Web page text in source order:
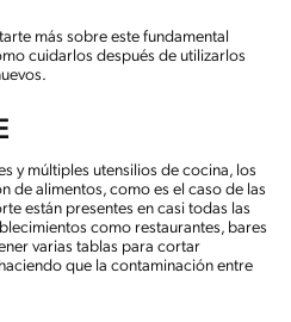
más sobre este fundamental
cuidarlos después de utilizarlos
y múltiples utensilios de cocina, los
de alimentos, como es el caso de las
están presentes en casi todas las
como restaurantes, bares
varias tablas para cortar
que la contaminación entre